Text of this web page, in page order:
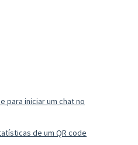
para iniciar um chat no
de um QR code